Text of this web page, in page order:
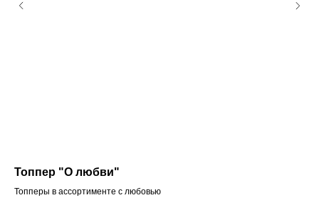
Топпер "О любви"
Топперы в ассортименте с любовью